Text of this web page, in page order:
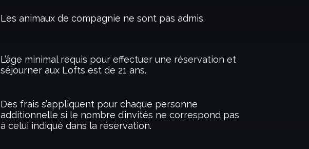
Les animaux de compagnie ne sont pas admis.
L’âge minimal requis pour effectuer une réservation et
séjourner aux Lofts est de 21 ans.
Des frais s’appliquent pour chaque personne
additionnelle si le nombre d’invités ne correspond pas
à celui indiqué dans la réservation.